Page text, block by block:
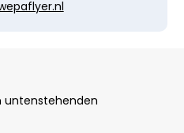
untenstehenden